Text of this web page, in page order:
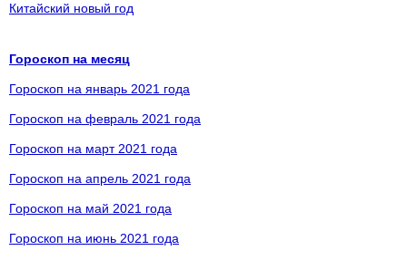
Китайский новый год
Гороскоп на месяц
Гороскоп на январь 2021 года
Гороскоп на февраль 2021 года
Гороскоп на март 2021 года
Гороскоп на апрель 2021 года
Гороскоп на май 2021 года
Гороскоп на июнь 2021 года